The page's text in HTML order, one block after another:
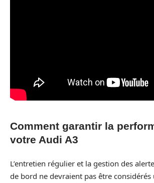
Comment garantir la
votre Audi A3
L’entretien régulier et la gestion des
de bord ne devraient pas être